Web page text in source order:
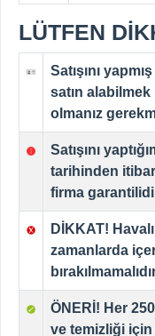
LÜTFEN
Satışını
satın
olmanız
Satışını
tarihinden
firma
DİKKAT!
zamanlarda
ÖNERİ! Her
ve temizliği için